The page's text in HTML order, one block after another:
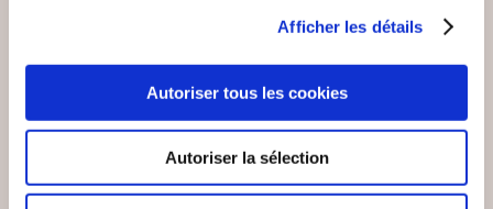
Afficher les détails
Autoriser tous les cookies
Autoriser la sélection